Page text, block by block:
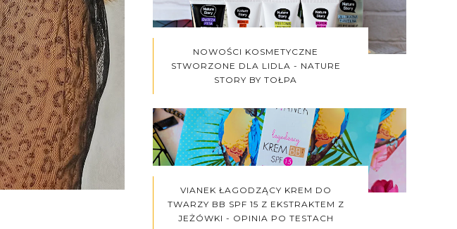
NOWOŚCI KOSMETYCZNE
STWORZONE DLA LIDLA - NATURE
STORY BY TOŁPA
VIANEK ŁAGODZĄCY KREM DO
TWARZY BB SPF 15 Z EKSTRAKTEM Z
JEŻÓWKI - OPINIA PO TESTACH